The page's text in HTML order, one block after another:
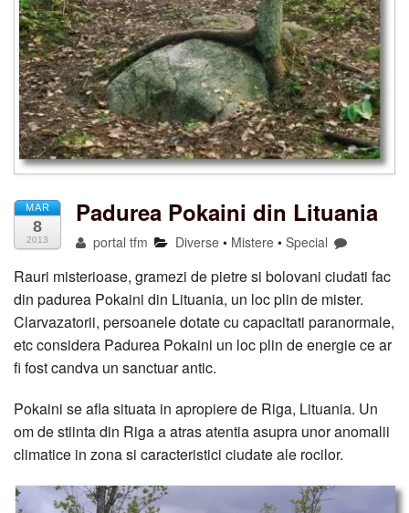
MAR
8
2013
Padurea Pokaini din Lituania
portal tfm Diverse • Mistere •Special
Rauri misterioase, gramezi de pietre si bolovani ciudati fac
din padurea Pokaini din Lituania, un loc plin de mister.
Clarvazatorii, persoanele dotate cu capacitati paranormale,
etc considera Padurea Pokaini un loc plin de energie ce ar
fi fost candva un sanctuar antic.
Pokaini se afla situata in apropiere de Riga, Lituania. Un
om de stiinta din Riga a atras atentia asupra unor anomalii
climatice in zona si caracteristici ciudate ale rocilor.